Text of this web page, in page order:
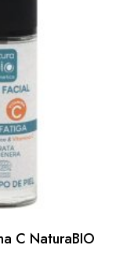
C NaturaBIO